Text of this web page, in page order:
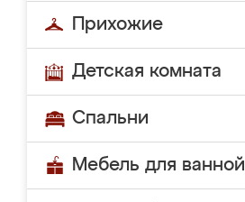
Прихожие
Детская комната
Спальни
Мебель для ванной